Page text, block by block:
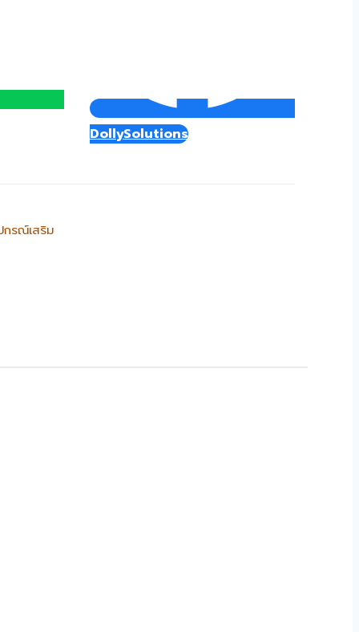
DollySolutions
กรณ์เสริม